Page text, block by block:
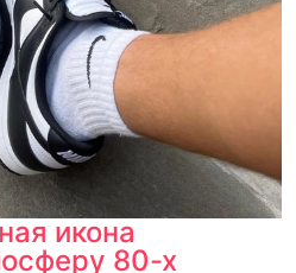
икона
80-х